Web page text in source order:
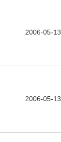
2006-05-13
2006-05-13